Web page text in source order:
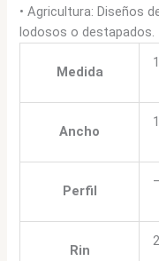
• Agricultura: Diseños
lodosos o destapados.
Medida
Ancho
Perfil
–
Rin